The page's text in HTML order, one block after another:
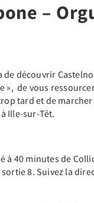
–
découvrir
», de vous
tard et de
Ille-sur-Têt.
à 40 minutes de
8. Suivez la